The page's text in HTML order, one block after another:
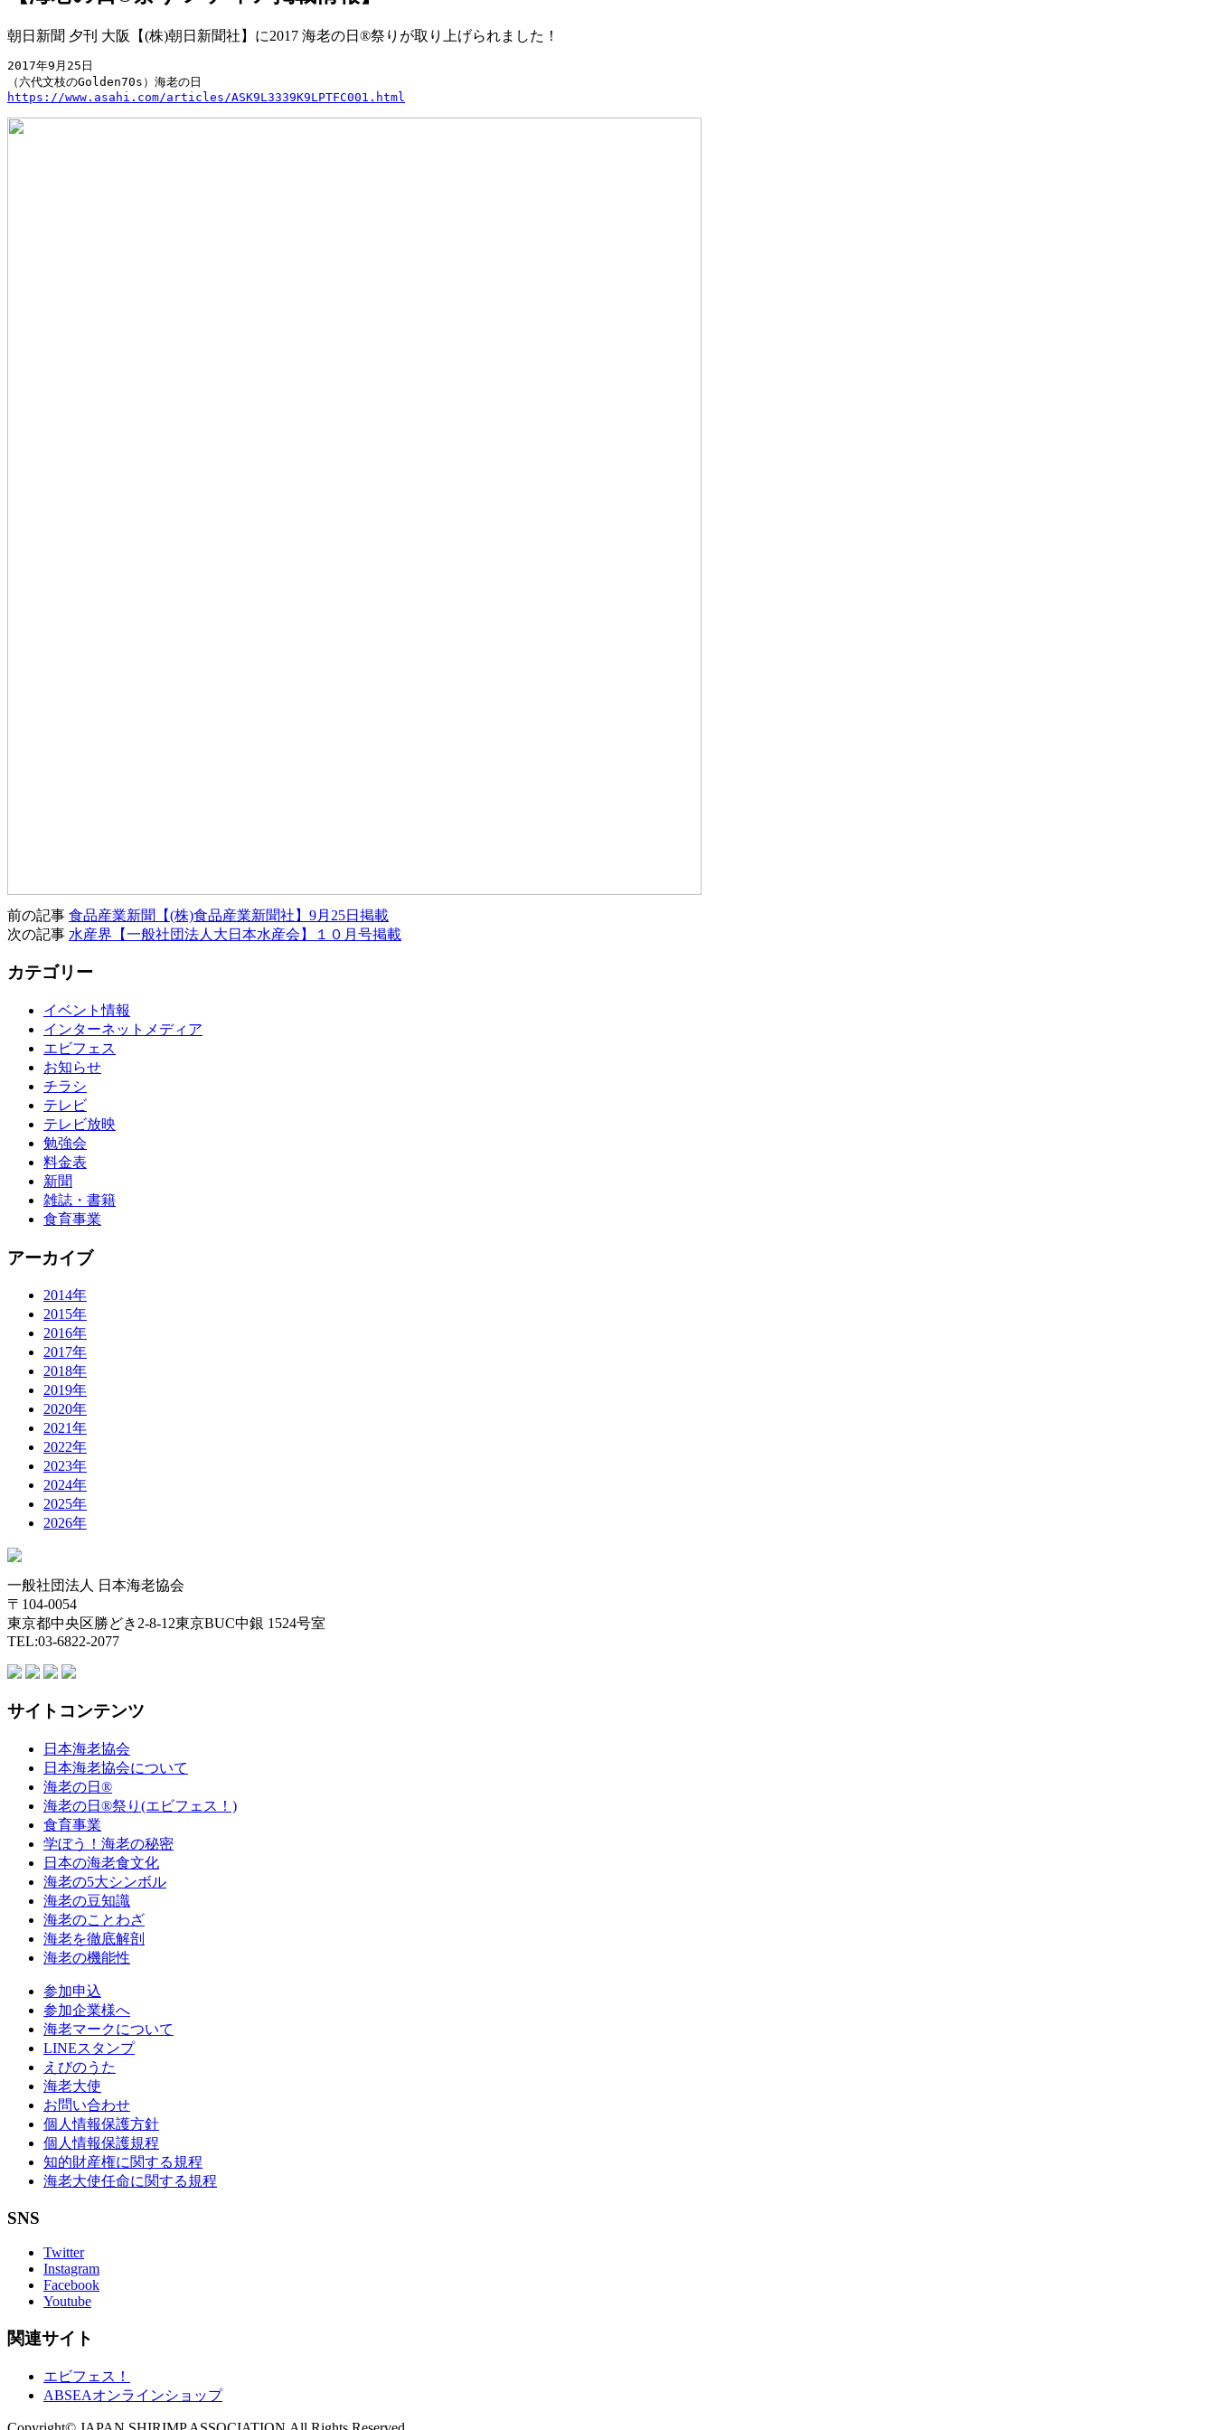
朝日新聞 夕刊 大阪【(株)朝日新聞社】に2017 海老の日®祭りが取り上げられました！
2017年9月25日
前の記事 食品産業新聞【(株)食品産業新聞社】9月25日掲載
次の記事 水産界【一般社団法人大日本水産会】１０月号掲載
カテゴリー
イベント情報
インターネットメディア
エビフェス
お知らせ
チラシ
テレビ
テレビ放映
勉強会
料金表
新聞
雑誌・書籍
食育事業
アーカイブ
2014年
2015年
2016年
2017年
2018年
2019年
2020年
2021年
2022年
2023年
2024年
2025年
2026年
一般社団法人 日本海老協会
〒104-0054
東京都中央区勝どき2-8-12東京BUC中銀 1524号室
TEL:03-6822-2077
サイトコンテンツ
日本海老協会
日本海老協会について
海老の日®
海老の日®祭り(エビフェス！)
食育事業
学ぼう！海老の秘密
日本の海老食文化
海老の5大シンボル
海老の豆知識
海老のことわざ
海老を徹底解剖
海老の機能性
参加申込
参加企業様へ
海老マークについて
LINEスタンプ
えびのうた
海老大使
お問い合わせ
個人情報保護方針
個人情報保護規程
知的財産権に関する規程
海老大使任命に関する規程
SNS
Twitter
Instagram
Facebook
Youtube
関連サイト
エビフェス！
ABSEAオンラインショップ